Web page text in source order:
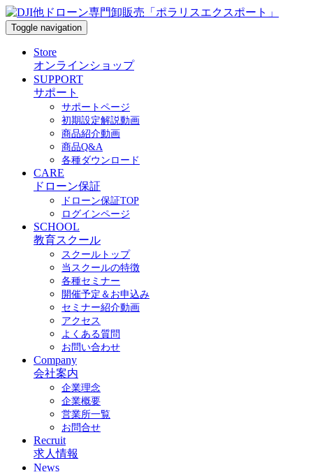
Toggle navigation
Store
オンラインショップ
SUPPORT
サポート
サポートページ
初期設定解説動画
商品紹介動画
商品Q&A
各種ダウンロード
CARE
ドローン保証
ドローン保証TOP
ログインページ
SCHOOL
教育スクール
スクールトップ
当スクールの特徴
各種セミナー
開催予定＆お申込み
セミナー紹介動画
アクセス
よくある質問
お問い合わせ
Company
会社案内
企業理念
企業概要
営業所一覧
お問合せ
Recruit
求人情報
News